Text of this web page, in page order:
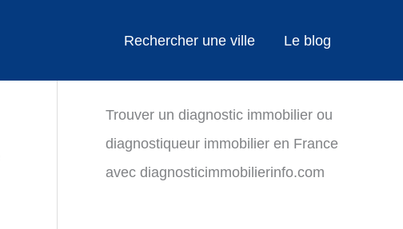
Rechercher une ville Le blog
Trouver un diagnostic immobilier ou
diagnostiqueur immobilier en France
avec diagnosticimmobilierinfo.com